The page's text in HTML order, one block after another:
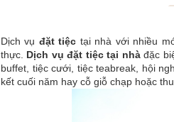
Dịch vụ đặt tiệc tại nhà với nhiều
thực. Dịch vụ đặt tiệc tại nhàđặc
buffet, tiệc cưới, tiệc teabreak, hội
kết cuối năm hay cỗ giỗ chạp hoặc